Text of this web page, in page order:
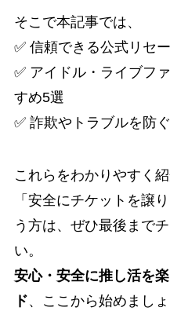
そこで本記事では、
✅ 信頼できる公式リセ
✅ アイドル・ライブフ
すめ5選
✅ 詐欺やトラブルを防
これらをわかりやすく紹
「安全にチケットを譲
う方は、ぜひ最後まで
い。
安心・安全に推し活を
ド、ここから始めましょ